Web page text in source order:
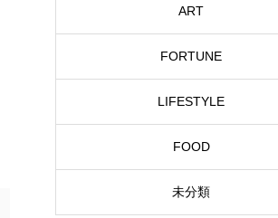
ART
FORTUNE
LIFESTYLE
FOOD
未分類